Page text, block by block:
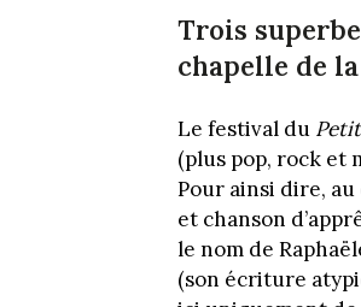
Trois
chapelle de
Le festival du
(plus pop, rock et
Pour ainsi dire, au
et chanson
le nom de
(son écriture